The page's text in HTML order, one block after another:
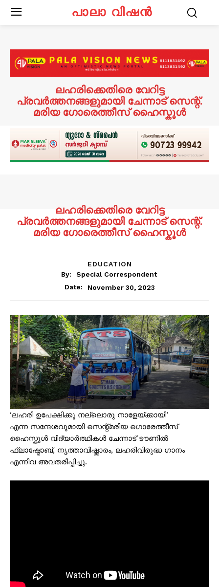
പാലാ വിഷൻ
ലഹരിക്കെതിരെ വേറിട്ട
പ്രവർത്തനങ്ങളുമായി ചേന്നാട് സെന്റ്.
മരിയ ഗോരെത്തീസ്‌ ഹൈസ്കൂൾ
ലഹരിക്കെതിരെ വേറിട്ട
പ്രവർത്തനങ്ങളുമായി ചേന്നാട് സെന്റ്.
മരിയ ഗോരെത്തീസ്‌ ഹൈസ്കൂൾ
EDUCATION
By:
Special Correspondent
Date:
November 30, 2023
‘ലഹരി ഉപേക്ഷിക്കൂ നല്ലൊരു നാളേയ്ക്കായി’
എന്ന സന്ദേശവുമായി സെന്റ്മരിയ ഗൊരേത്തീസ്‌
ഹൈസ്കൂൾ വിദ്യാർത്ഥികൾ ചേന്നാട് ടൗണിൽ
ഫ്ലാഷ്മോബ്, നൃത്താവിഷ്ക്കാരം, ലഹരിവിരുദ്ധ ഗാനം
എന്നിവ അവതരിപ്പിച്ചു.